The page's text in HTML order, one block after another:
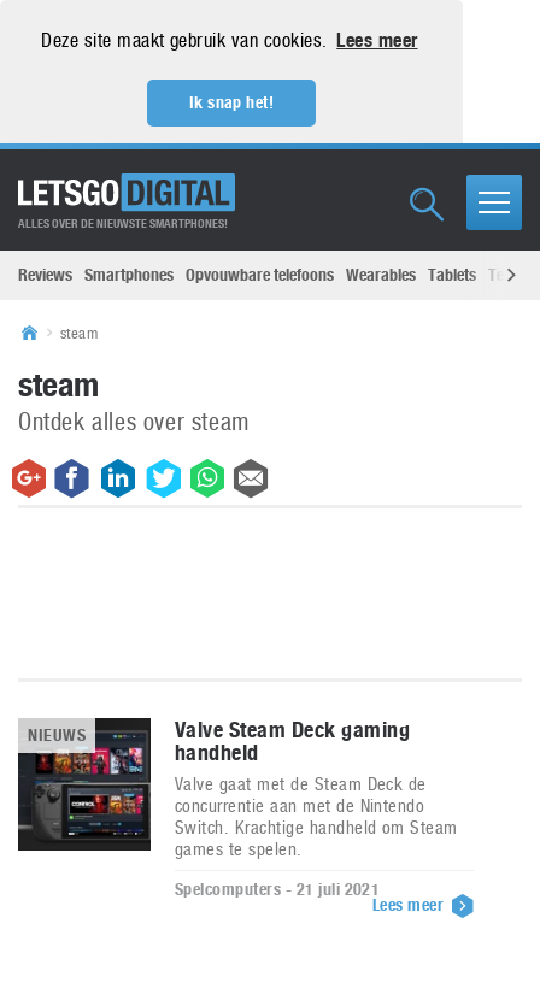
Deze site maakt gebruik van cookies. Lees meer
Ik snap het!
ALLES OVER DE NIEUWSTE SMARTPHONES!
Reviews Smartphones Opvouwbare telefoons Wearables Tablets
steam
steam
Ontdek alles over steam
NIEUWS
Valve Steam Deck gaming
handheld
Valve gaat met de Steam Deck de
concurrentie aan met de Nintendo
Switch. Krachtige handheld om Steam
games te spelen.
Spelcomputers - 21 juli 2021
Lees meer